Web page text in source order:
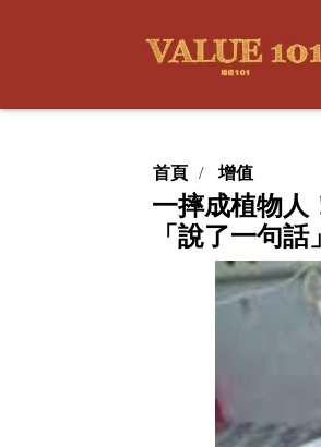
首頁 增值
一摔成植物
「說了一句話」